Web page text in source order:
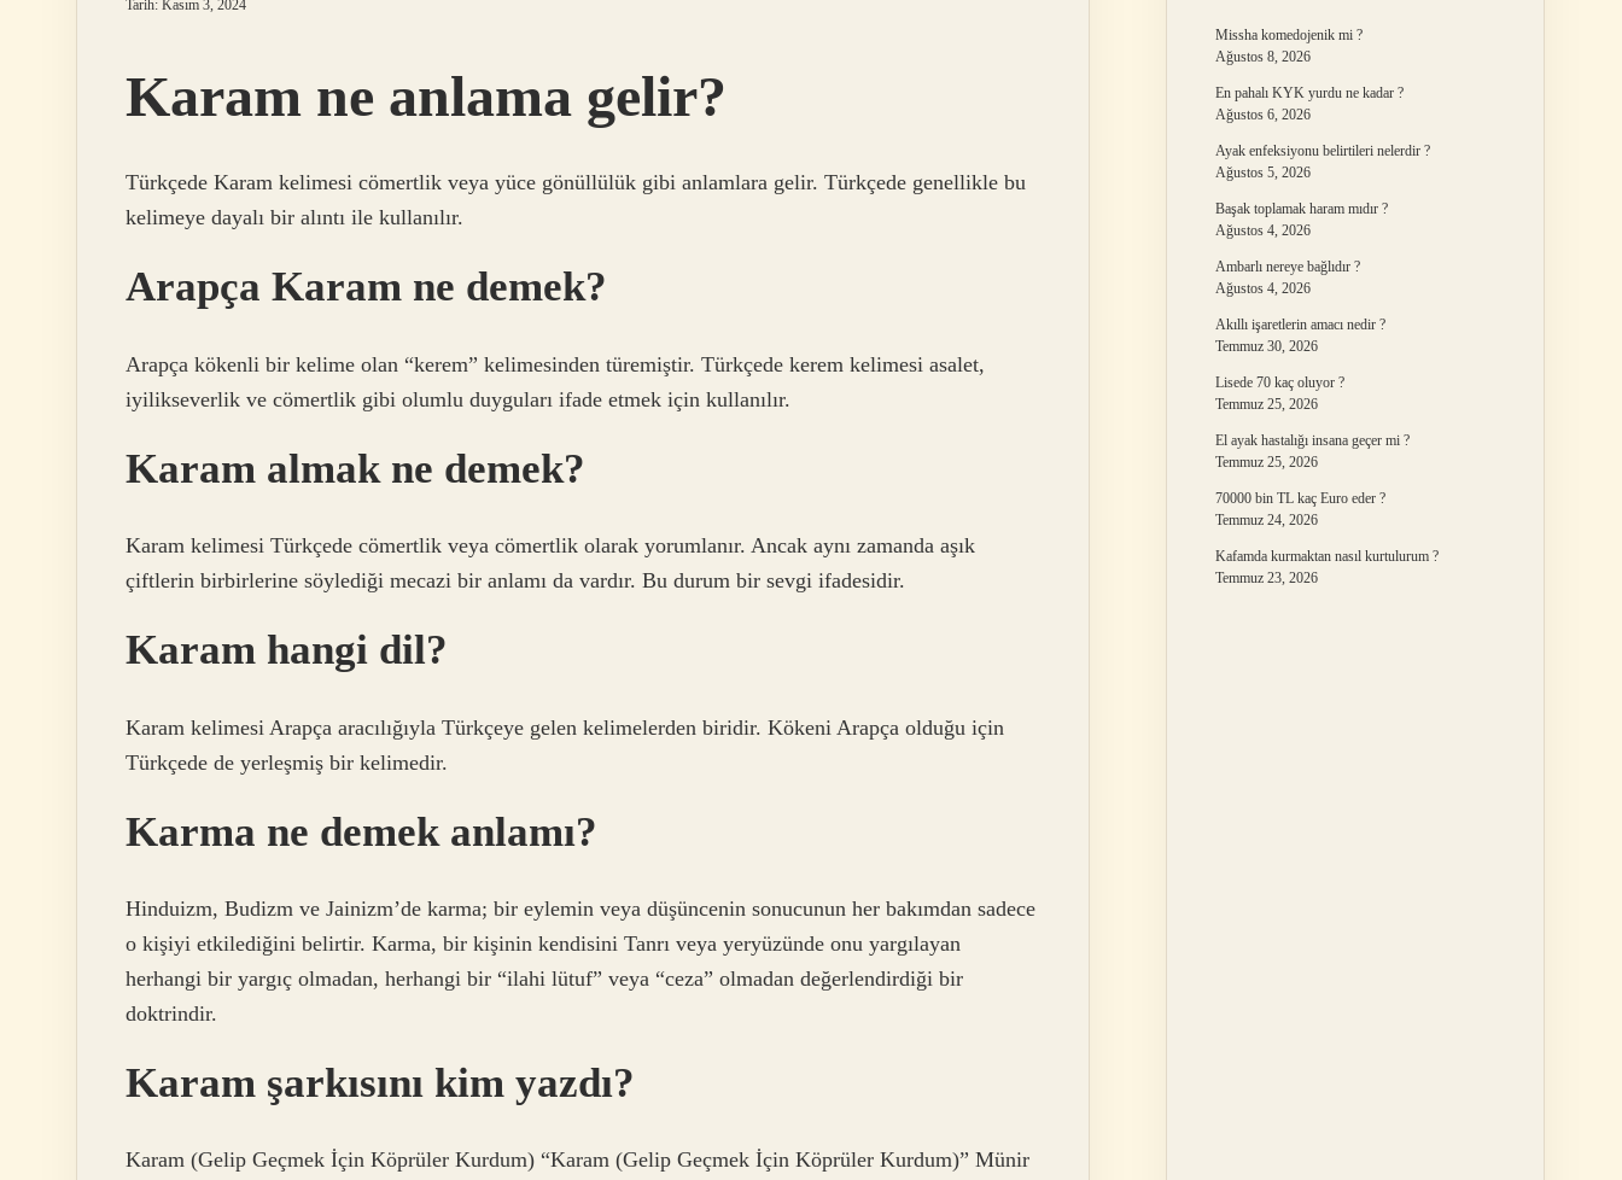
Tarih: Kasım 3, 2024
Karam ne anlama gelir?
Türkçede Karam kelimesi cömertlik veya yüce gönüllülük gibi anlamlara gelir. Türkçede genellikle bu
kelimeye dayalı bir alıntı ile kullanılır.
Arapça Karam ne demek?
Arapça kökenli bir kelime olan “kerem” kelimesinden türemiştir. Türkçede kerem kelimesi asalet,
iyilikseverlik ve cömertlik gibi olumlu duyguları ifade etmek için kullanılır.
Karam almak ne demek?
Karam kelimesi Türkçede cömertlik veya cömertlik olarak yorumlanır. Ancak aynı zamanda aşık
çiftlerin birbirlerine söylediği mecazi bir anlamı da vardır. Bu durum bir sevgi ifadesidir.
Karam hangi dil?
Karam kelimesi Arapça aracılığıyla Türkçeye gelen kelimelerden biridir. Kökeni Arapça olduğu için
Türkçede de yerleşmiş bir kelimedir.
Karma ne demek anlamı?
Hinduizm, Budizm ve Jainizm’de karma; bir eylemin veya düşüncenin sonucunun her bakımdan sadece
o kişiyi etkilediğini belirtir. Karma, bir kişinin kendisini Tanrı veya yeryüzünde onu yargılayan
herhangi bir yargıç olmadan, herhangi bir “ilahi lütuf” veya “ceza” olmadan değerlendirdiği bir
doktrindir.
Karam şarkısını kim yazdı?
Karam (Gelip Geçmek İçin Köprüler Kurdum) “Karam (Gelip Geçmek İçin Köprüler Kurdum)” Münir
Missha komedojenik mi ?
Ağustos 8, 2026
En pahalı KYK yurdu ne kadar ?
Ağustos 6, 2026
Ayak enfeksiyonu belirtileri nelerdir ?
Ağustos 5, 2026
Başak toplamak haram mıdır ?
Ağustos 4, 2026
Ambarlı nereye bağlıdır ?
Ağustos 4, 2026
Akıllı işaretlerin amacı nedir ?
Temmuz 30, 2026
Lisede 70 kaç oluyor ?
Temmuz 25, 2026
El ayak hastalığı insana geçer mi ?
Temmuz 25, 2026
70000 bin TL kaç Euro eder ?
Temmuz 24, 2026
Kafamda kurmaktan nasıl kurtulurum ?
Temmuz 23, 2026